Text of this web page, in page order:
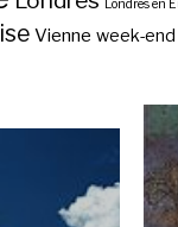
Londres en
Vienne week-end
?